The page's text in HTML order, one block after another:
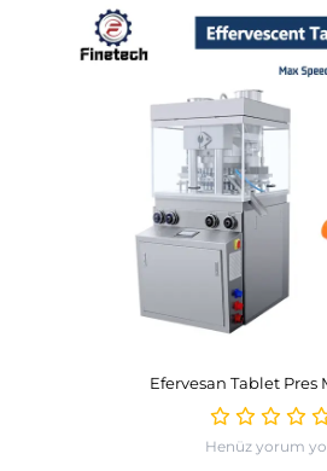
Efervesan Tablet Pres
Henüz yorum